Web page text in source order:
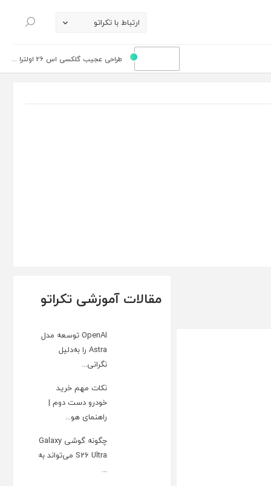
ارتباط با تکراتو
جستجو
طراحی عجیب گلکسی اس 26 اولترا ...
مقالات آموزشی تکراتو
OpenAI توسعه مدل
Astra را به‌دلیل
نگرانی...
نکات مهم خرید
خودرو دست دوم |
راهنمای هو...
چگونه گوشی Galaxy
S26 Ultra می‌تواند به
...